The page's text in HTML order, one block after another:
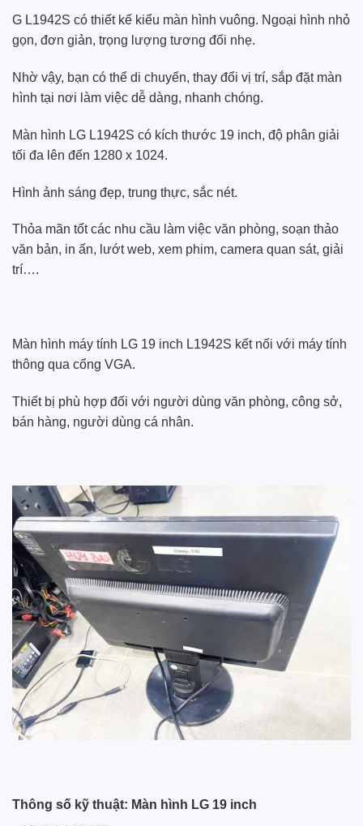
G L1942S có thiết kế kiểu màn hình vuông. Ngoại hình nhỏ
gọn, đơn giản, trọng lượng tương đối nhẹ.
Nhờ vậy, bạn có thể di chuyển, thay đổi vị trí, sắp đặt màn
hình tại nơi làm việc dễ dàng, nhanh chóng.
Màn hình LG L1942S có kích thước 19 inch, độ phân giải
tối đa lên đến 1280 x 1024.
Hình ảnh sáng đẹp, trung thực, sắc nét.
Thỏa mãn tốt các nhu cầu làm việc văn phòng, soạn thảo
văn bản, in ấn, lướt web, xem phim, camera quan sát, giải
trí….
Màn hình máy tính LG 19 inch L1942S kết nối với máy tính
thông qua cổng VGA.
Thiết bị phù hợp đối với người dùng văn phòng, công sở,
bán hàng, người dùng cá nhân.
Thông số kỹ thuật: Màn hình LG 19 inch